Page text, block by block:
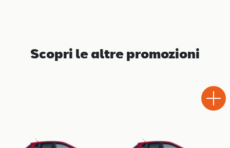
Scopri le altre promozioni
Drive
Chiama